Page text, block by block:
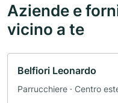
Aziende e
vicino a te
Belfiori Leonardo
Parrucchiere · Centro